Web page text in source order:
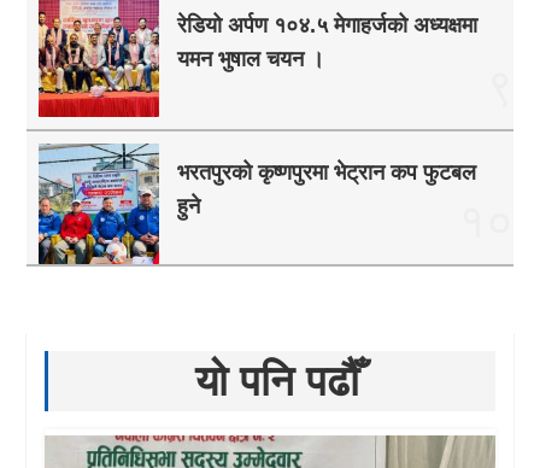
रेडियो अर्पण १०४.५ मेगाहर्जको अध्यक्षमा
यमन भुषाल चयन ।
भरतपुरको कृष्णपुरमा भेट्रान कप फुटबल
हुने
यो पनि पढौँ